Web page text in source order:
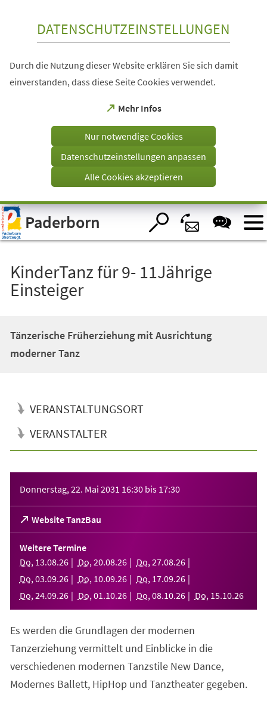
Visuelle
Assistenzsoftware
öffnen.
DATENSCHUTZEINSTELLUNGEN
Durch die Nutzung dieser Website erklären Sie sich damit
einverstanden, dass diese Seite Cookies verwendet.
Mehr Infos
(Öffnet
einem
Tab)
Nur notwendige Cookies
Datenschutzeinstellungen anpassen
Alle Cookies akzeptieren
Paderborn
KinderTanz für 9- 11Jährige
Einsteiger
Tänzerische Früherziehung mit Ausrichtung
moderner Tanz
VERANSTALTUNGSORT
VERANSTALTER
Donnerstag, 22. Mai 2031 16:30 bis 17:30
Website TanzBau
(Öffnet
in
einem
neuen
Tab)
Weitere Termine
Do, 13.08.26 Do, 20.08.26 Do, 27.08.26
Do, 03.09.26 Do, 10.09.26 Do, 17.09.26
Do, 24.09.26 Do, 01 .10.26 Do, 08.10.26 Do, 15.10.26
Es werden die Grundlagen der modernen
Tanzerziehung vermittelt und Einblicke in die
verschiedenen modernen Tanzstile New Dance,
Modernes Ballett, HipHop und Tanztheater gegeben.